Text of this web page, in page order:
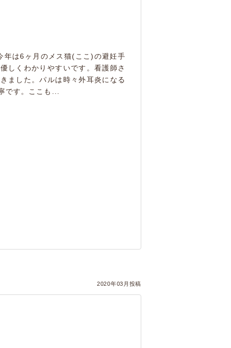
年は6ヶ月のメス猫(ここ)の避妊手
しくわかりやすいです。看護師さ
ました。パルは時々外耳炎になる
です。ここも...
2020年03月投稿